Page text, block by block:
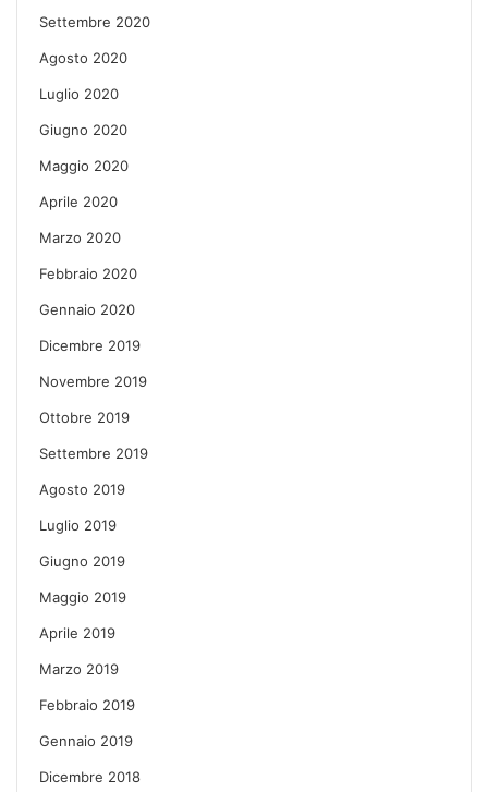
Settembre 2020
Agosto 2020
Luglio 2020
Giugno 2020
Maggio 2020
Aprile 2020
Marzo 2020
Febbraio 2020
Gennaio 2020
Dicembre 2019
Novembre 2019
Ottobre 2019
Settembre 2019
Agosto 2019
Luglio 2019
Giugno 2019
Maggio 2019
Aprile 2019
Marzo 2019
Febbraio 2019
Gennaio 2019
Dicembre 2018